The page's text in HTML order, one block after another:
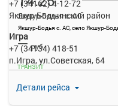
Якшур-Бодья с. АС
Детали рейса
— руб.
ТРАНЗИТ
+7 (34162) 4-12-72
Якшур-Бодьинский район
Игра
+7 (34134) 418-51
п.Игра, ул.Советская, 64